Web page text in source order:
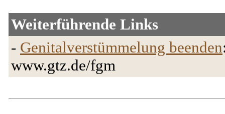
Weiterführende Links
- Genitalverstümmelung beenden
www.gtz.de/fgm